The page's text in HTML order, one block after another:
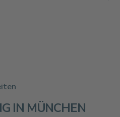
IN MÜNCHEN